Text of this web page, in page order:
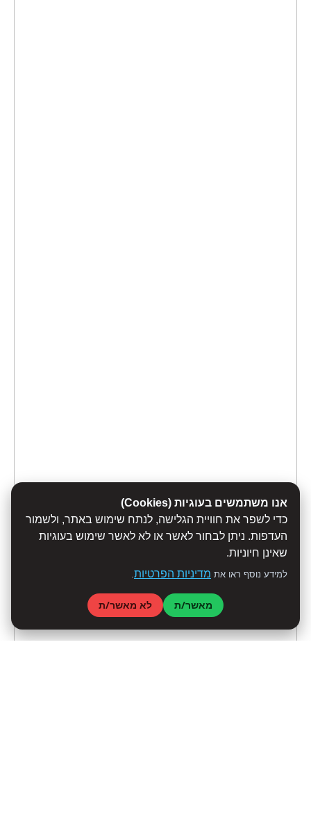
אנו משתמשים בעוגיות (Cookies)
כדי לשפר את חוויית הגלישה, לנתח שימוש באתר, ולשמור
העדפות. ניתן לבחור לאשר או לא לאשר שימוש בעוגיות
שאינן חיוניות.
למידע נוסף ראו את מדיניות הפרטיות.
מאשר/ת לא מאשר/ת